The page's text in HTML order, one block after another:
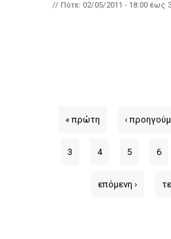
// Πότε: 02/05/2011 - 18:00 έως
« πρώτη ‹
3 4 5 6
επόμενη ›